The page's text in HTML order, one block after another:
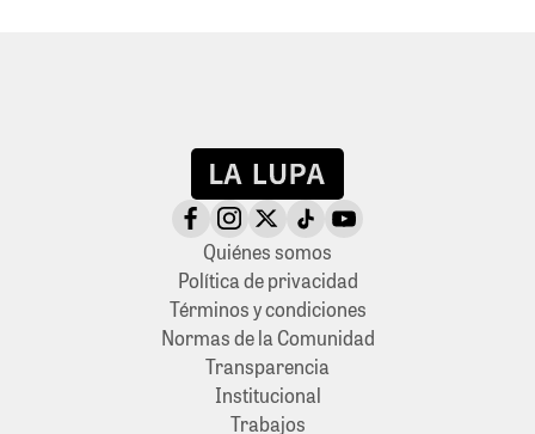
Quiénes somos
Política de privacidad
Términos y condiciones
Normas de la Comunidad
Transparencia
Institucional
Trabajos